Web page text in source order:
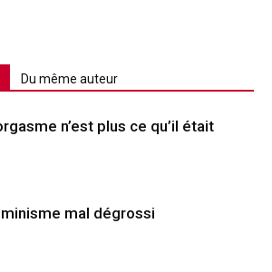
Du même auteur
n’est plus ce qu’il était
mal dégrossi